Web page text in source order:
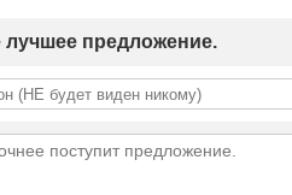
лучшее предложение.